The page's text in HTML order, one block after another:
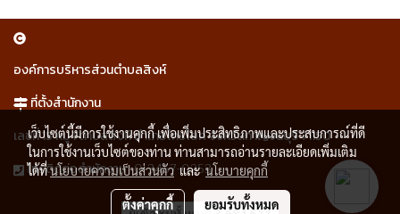
องค์การบริหารส่วนตำบลสิงห์
ที่ตั้งสำนักงาน
เลขที่ 15 หมู่ 1 ตำบลสิงห์ อำเภอไทรโยค จังหวัดกาญจนบุรี 71150
โทรติดต่อสำนักงาน0-3467-0253
เว็บไซต์นี้มีการใช้งานคุกกี้ เพื่อเพิ่มประสิทธิภาพและประสบการณ์ที่ดี
ในการใช้งานเว็บไซต์ของท่าน ท่านสามารถอ่านรายละเอียดเพิ่มเติม
ได้ที่นโยบายความเป็นส่วนตัวและนโยบายคุกกี้
ตั้งค่าคุกกี้ ยอมรับทั้งหมด